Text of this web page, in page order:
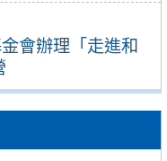
會辦理「走進和